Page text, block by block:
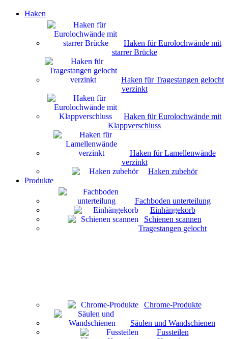
Haken
Haken für Eurolochwände mit
starrer Brücke
Haken für Tragestangen gelocht
verzinkt
Haken für Eurolochwände mit
Klappverschluss
Haken für Lamellenwände
verzinkt
Haken zubehör
Produkte
Fachboden unterteilung
Einhängekorb
Schienen scannen
Tragestangen gelocht
Chrome-Produkte
Säulen und Wandschienen
Fussteilen